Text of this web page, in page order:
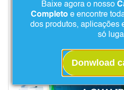
Baixe agora o nosso
Completo e encontre
dos produtos, aplicações
só
Donwload